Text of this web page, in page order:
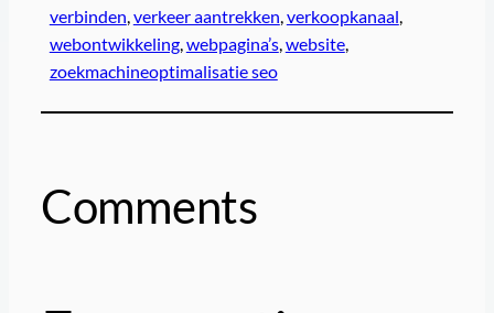
verbinden, verkeer aantrekken, verkoopkanaal,
webontwikkeling, webpagina’s, website,
zoekmachineoptimalisatie seo
Comments